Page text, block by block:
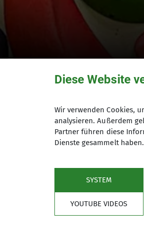
02.02.2026
K5 Kletterzentrum
Neues Feature im
Diese Website
Wir verwenden Cookies,
analysieren. Außerdem
Partner führen diese
Dienste gesammelt haben.
SYSTEM
YOUTUBE VIDEOS